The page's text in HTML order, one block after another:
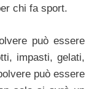
chi fa sport.
può essere
impasti, gelati,
può essere